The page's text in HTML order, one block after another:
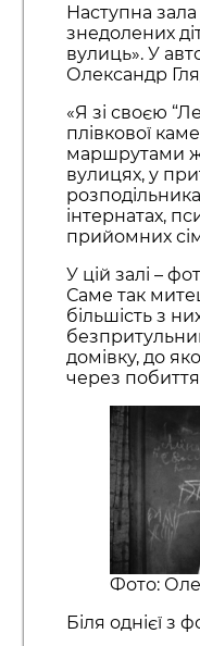
Наступна
знедолених
вулиць». У
Олександр
«Я зі своєю
плівкової
маршрутами
вулицях, у
інтернатах,
прийомних
У цій залі –
Саме так
більшість з
домівку, до
через
Фото:
Біля однієї з